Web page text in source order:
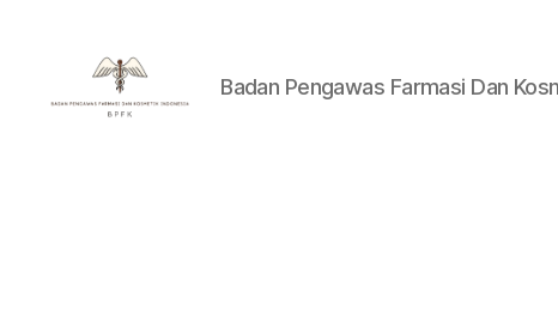
Badan Pengawas Farmasi Dan